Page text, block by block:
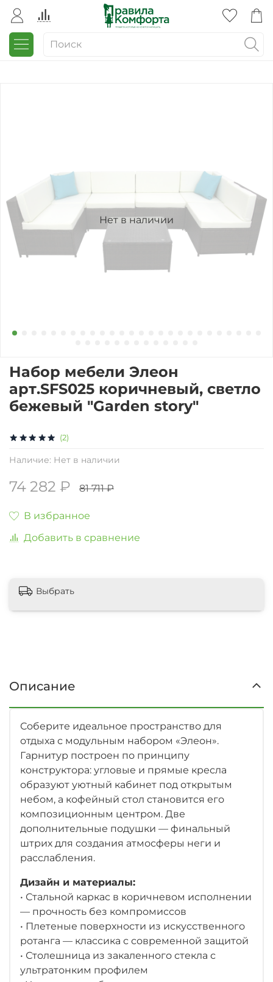
Нет в наличии
(2)
Наличие: Нет в наличии
Набор мебели Элеон
арт.SFS025 коричневый, светло
бежевый "Garden story"
74 282 ₽ 81 711 ₽
В избранное
Добавить в сравнение
Выбрать
Описание
Соберите идеальное пространство для
отдыха с модульным набором «Элеон».
Гарнитур построен по принципу
конструктора: угловые и прямые кресла
образуют уютный кабинет под открытым
небом, а кофейный стол становится его
композиционным центром. Две
дополнительные подушки — финальный
штрих для создания атмосферы неги и
расслабления.
Дизайн и материалы:
• Стальной каркас в коричневом исполнении
— прочность без компромиссов
• Плетеные поверхности из искусственного
ротанга — классика с современной защитой
• Столешница из закаленного стекла с
ультратонким профилем